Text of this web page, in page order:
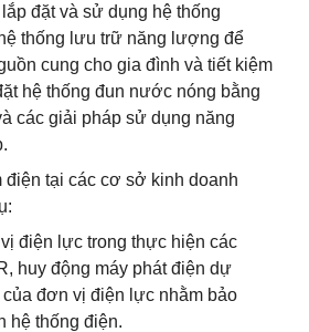
đặt và sử dụng hệ thống
thống lưu trữ năng lượng để
cung cho gia đình và tiết kiệm
hệ thống đun nước nóng bằng
các giải pháp sử dụng năng
điện tại các cơ sở kinh doanh
điện lực trong thực hiện các
huy động máy phát điện dự
đơn vị điện lực nhằm bảo
hệ thống điện.